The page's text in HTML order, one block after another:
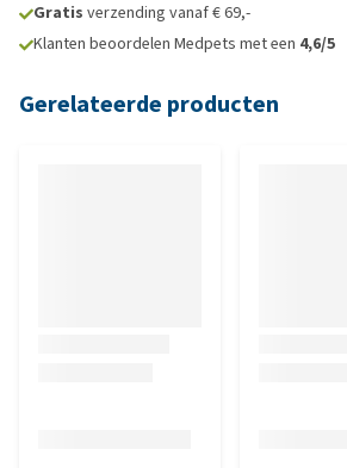
Gratis verzending vanaf € 69,-
Klanten beoordelen Medpets met een 4,6/5
Gerelateerde producten